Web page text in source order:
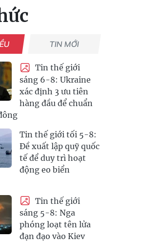
TIN MỚI
Tin thế giới
sáng 6-8: Ukraine
xác định 3 ưu tiên
hàng đầu để chuẩn
Tin thế giới tối 5-8:
Đề xuất lập quỹ quốc
tế để duy trì hoạt
động eo biển
Tin thế giới
sáng 5-8: Nga
phóng loạt tên lửa
đạn đạo vào Kiev